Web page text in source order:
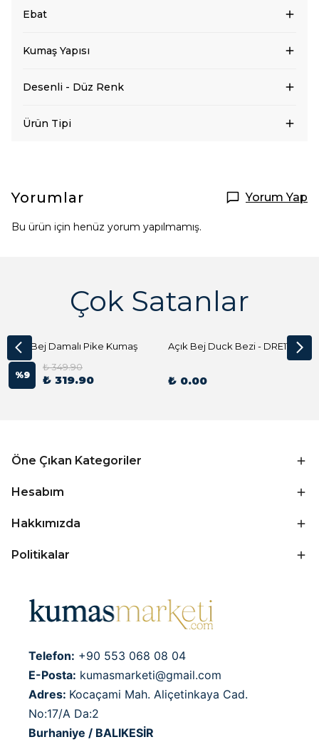
Ebat
Kumaş Yapısı
Desenli - Düz Renk
Ürün Tipi
Yorumlar Yorum Yap
Bu ürün için henüz yorum yapılmamış.
Çok Satanlar
Açık Bej Damalı Pike Kumaş
%9
₺ 349.90
₺ 319.90
Açık Bej Duck Bezi - DRE1144 Kumaş Peçete
₺ 0.00
Öne Çıkan Kategoriler
Hesabım
Hakkımızda
Politikalar
Telefon: +90 553 068 08 04
E-Posta: kumasmarketi@gmail.com
Adres: Kocaçami Mah. Aliçetinkaya Cad.
No:17/A Da:2
Burhaniye / BALIKESİR